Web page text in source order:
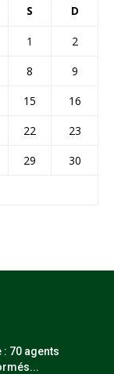
S D
1
2
8
9
15
16
22
23
29
30
70 agents